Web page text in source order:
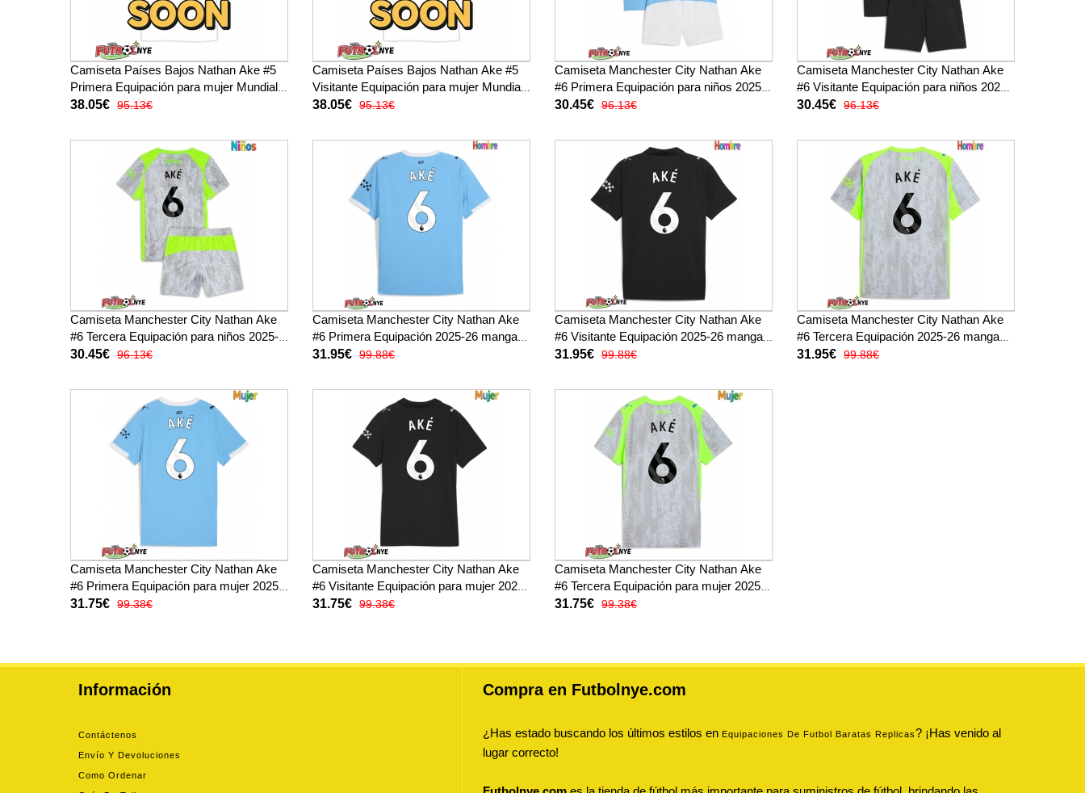
Camiseta Países Bajos Nathan Ake #5
Primera Equipación para mujer Mundial
2026 manga corta
38.05€ 95.13€
Camiseta Países Bajos Nathan Ake #5
Visitante Equipación para mujer Mundial
2026 manga corta
38.05€ 95.13€
Camiseta Manchester City Nathan Ake
#6 Primera Equipación para niños 2025-
26 manga corta (+ pantalones cortos)
30.45€ 96.13€
Camiseta Manchester City Nathan Ake
#6 Visitante Equipación para niños 2025-
26 manga corta (+ pantalones cortos)
30.45€ 96.13€
Camiseta Manchester City Nathan Ake
#6 Tercera Equipación para niños 2025-
26 manga corta (+ pantalones cortos)
30.45€ 96.13€
Camiseta Manchester City Nathan Ake
#6 Primera Equipación 2025-26 manga
corta
31.95€ 99.88€
Camiseta Manchester City Nathan Ake
#6 Visitante Equipación 2025-26 manga
corta
31.95€ 99.88€
Camiseta Manchester City Nathan Ake
#6 Tercera Equipación 2025-26 manga
corta
31.95€ 99.88€
Camiseta Manchester City Nathan Ake
#6 Primera Equipación para mujer 2025-
26 manga corta
31.75€ 99.38€
Camiseta Manchester City Nathan Ake
#6 Visitante Equipación para mujer 2025-
26 manga corta
31.75€ 99.38€
Camiseta Manchester City Nathan Ake
#6 Tercera Equipación para mujer 2025-
26 manga corta
31.75€ 99.38€
Información
Contáctenos
Envío Y Devoluciones
Como Ordenar
Compra en Futbolnye.com
¿Has estado buscando los últimos estilos en Equipaciones De Futbol Baratas Replicas? ¡Has venido al
lugar correcto!